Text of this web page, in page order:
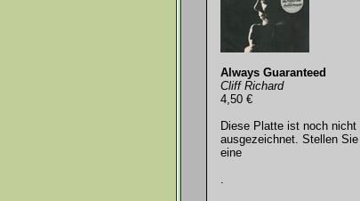
Always Guaranteed
Cliff Richard
4,50 €
Diese Platte ist noch nicht
ausgezeichnet. Stellen Sie
eine
.